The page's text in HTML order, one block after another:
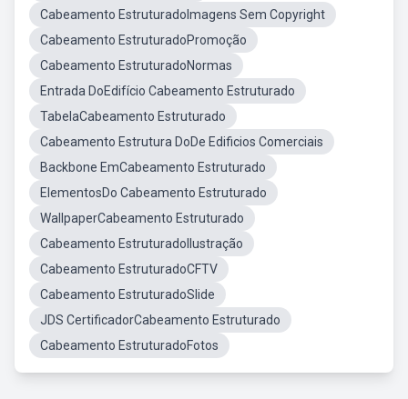
Cabeamento EstruturadoImagens Sem Copyright
Cabeamento EstruturadoPromoção
Cabeamento EstruturadoNormas
Entrada DoEdifício Cabeamento Estruturado
TabelaCabeamento Estruturado
Cabeamento Estrutura DoDe Edificios Comerciais
Backbone EmCabeamento Estruturado
ElementosDo Cabeamento Estruturado
WallpaperCabeamento Estruturado
Cabeamento EstruturadoIlustração
Cabeamento EstruturadoCFTV
Cabeamento EstruturadoSlide
JDS CertificadorCabeamento Estruturado
Cabeamento EstruturadoFotos